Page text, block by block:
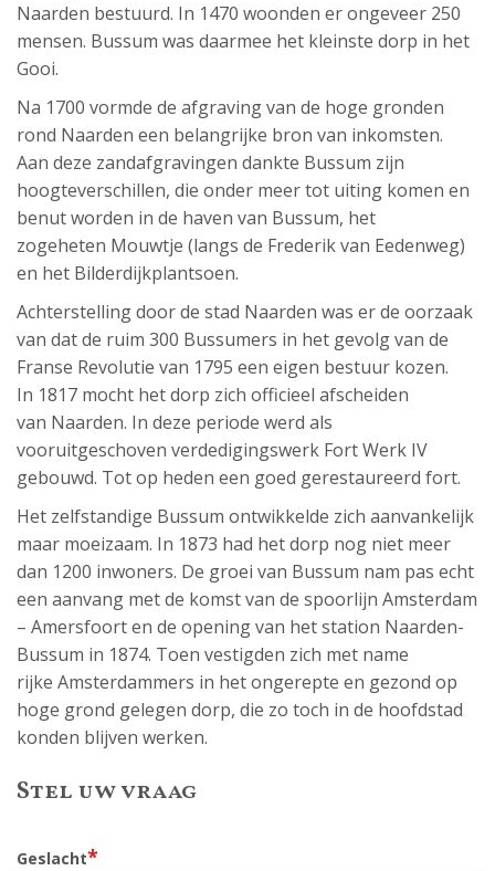
Naarden bestuurd. In 1470 woonden er ongeveer 250
mensen. Bussum was daarmee het kleinste dorp in het
Gooi.
Na 1700 vormde de afgraving van de hoge gronden
rond Naarden een belangrijke bron van inkomsten.
Aan deze zandafgravingen dankte Bussum zijn
hoogteverschillen, die onder meer tot uiting komen en
benut worden in de haven van Bussum, het
zogeheten Mouwtje (langs de Frederik van Eedenweg)
en het Bilderdijkplantsoen.
Achterstelling door de stad Naarden was er de oorzaak
van dat de ruim 300 Bussumers in het gevolg van de
Franse Revolutie van 1795 een eigen bestuur kozen.
In 1817 mocht het dorp zich officieel afscheiden
van Naarden. In deze periode werd als
vooruitgeschoven verdedigingswerk Fort Werk IV
gebouwd. Tot op heden een goed gerestaureerd fort.
Het zelfstandige Bussum ontwikkelde zich aanvankelijk
maar moeizaam. In 1873 had het dorp nog niet meer
dan 1200 inwoners. De groei van Bussum nam pas echt
een aanvang met de komst van de spoorlijn Amsterdam
– Amersfoort en de opening van het station Naarden-
Bussum in 1874. Toen vestigden zich met name
rijke Amsterdammers in het ongerepte en gezond op
hoge grond gelegen dorp, die zo toch in de hoofdstad
konden blijven werken.
Stel uw vraag
Geslacht*